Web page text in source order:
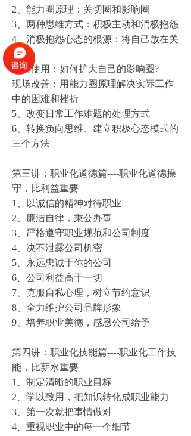
2、能力圈原理： 关切圈和影响圈
3、两种思维方式：积极主动和消极抱怨
4、消极抱怨心态的根源：将自己放在关
注圈
工具使用：如何扩大自己的影响圈?
现场改善：用能力圈原理解决实际工作
中的困难和挫折
5、改变日常工作难题的处理方式
6、转换负向思维、建立积极心态模式的
三个方法
第三讲：职业化道德篇----职业化道德操
守， 比利益重要
1、以诚信的精神对待职业
2、廉洁自律，秉公办事
3、严格遵守职业规范和公司制度
4、决不泄露公司机密
5、永远忠诚于你的公司
6、公司利益高于一切
7、克服自私心理，树立节约意识
8、全力维护公司品牌形象
9、培养职业美德，感恩公司给予
第四讲：职业化技能篇----职业化工作技
能，比薪水重要
1、制定清晰的职业目标
2、学以致用，把知识转化成职业能力
3、第一次就把事情做对
4、重视职业中的每一个细节